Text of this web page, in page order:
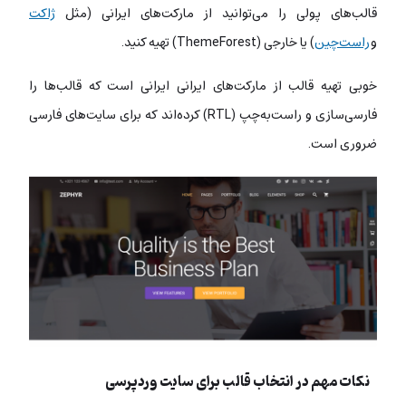
قالب‌های پولی‌ را می‌توانید از مارکت‌های ایرانی (مثل ژاکت
وراست‌چین) یا خارجی (ThemeForest) تهیه کنید.
خوبی تهیه قالب از مارکت‌های ایرانی ایرانی است که قالب‌ها را
فارسی‌سازی و راست‌به‌چپ (RTL) کرده‌اند که برای سایت‌های فارسی
ضروری است.
نکات مهم در انتخاب قالب برای سایت وردپرسی